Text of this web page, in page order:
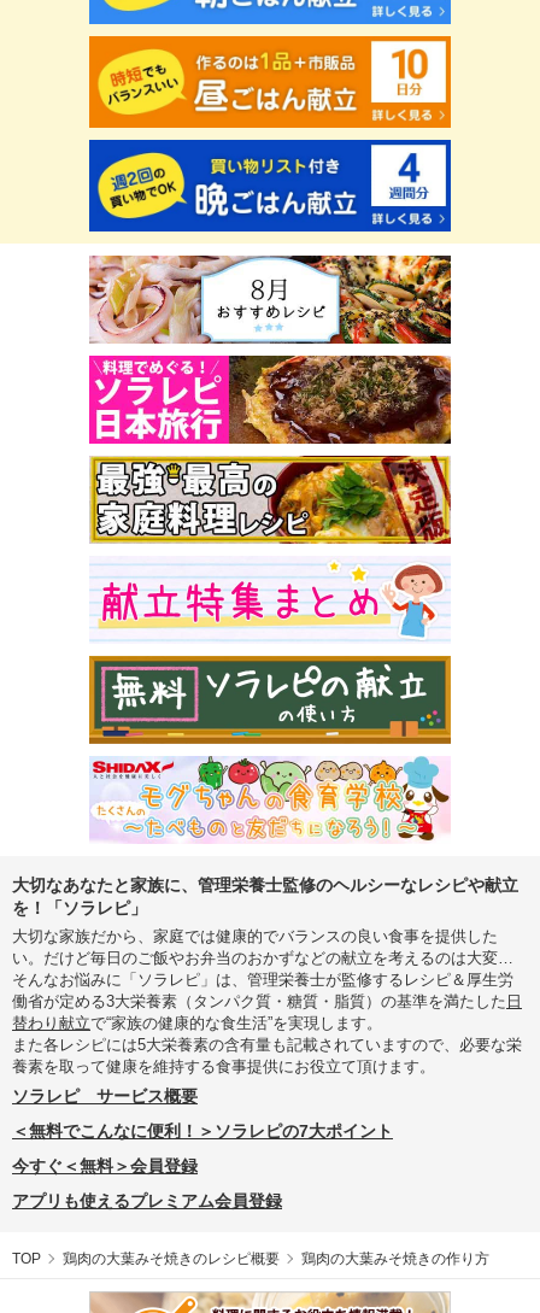
大切なあなたと家族に、管理栄養士監修のヘルシーなレシピや献立
を！「ソラレピ」
大切な家族だから、家庭では健康的でバランスの良い食事を提供した
い。だけど毎日のご飯やお弁当のおかずなどの献立を考えるのは大変…
そんなお悩みに「ソラレピ」は、管理栄養士が監修するレシピ＆厚生労
働省が定める3大栄養素（タンパク質・糖質・脂質）の基準を満たした 日
替わり献立で“家族の健康的な食生活”を実現します。
また各レシピには5大栄養素の含有量も記載されていますので、必要な栄
養素を取って健康を維持する食事提供にお役立て頂けます。
ソラレピ サービス概要
＜無料でこんなに便利！＞ソラレピの7大ポイント
今すぐ＜無料＞会員登録
アプリも使えるプレミアム会員登録
TOP 鶏肉の大葉みそ焼きのレシピ概要 鶏肉の大葉みそ焼きの作り方